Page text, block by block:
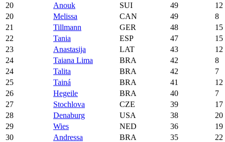
20
Anouk SUI 49
12
20
Melissa CAN 49
8
21
Tillmann GER 48
15
22
Tania ESP 47
15
23
Anastasija LAT 43
12
24
Taiana Lima BRA 42
8
24
Talita BRA 42
7
25
Tainá BRA 41
12
26
Hegeile BRA 40
7
27
Stochlova CZE 39
17
28
Denaburg USA 38
20
29
Wies NED 36
19
30
Andressa BRA 35
22